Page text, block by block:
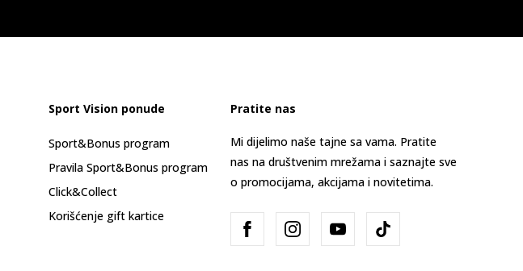
Sport Vision ponude
Sport&Bonus program
Pravila Sport&Bonus program
Click&Collect
Korišćenje gift kartice
Pratite nas
Mi dijelimo naše tajne sa vama. Pratite
nas na društvenim mrežama i saznajte sve
o promocijama, akcijama i novitetima.